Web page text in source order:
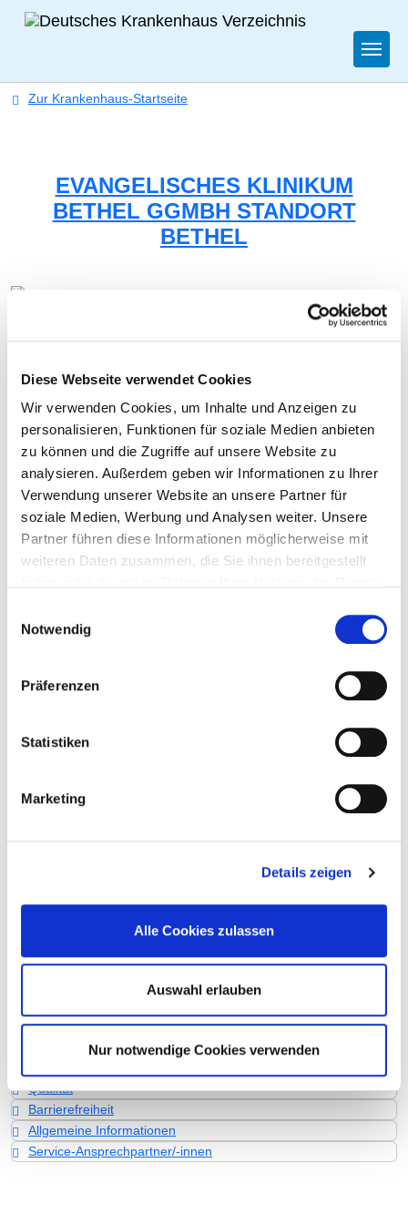
Diese Webseite verwendet Cookies
Wir verwenden Cookies, um Inhalte und Anzeigen zu
personalisieren, Funktionen für soziale Medien anbieten
zu können und die Zugriffe auf unsere Website zu
analysieren. Außerdem geben wir Informationen zu Ihrer
Verwendung unserer Website an unsere Partner für
soziale Medien, Werbung und Analysen weiter. Unsere
Partner führen diese Informationen möglicherweise mit
weiteren Daten zusammen, die Sie ihnen bereitgestellt
Notwendig
Präferenzen
Statistiken
Marketing
Details zeigen
Alle Cookies zulassen
Auswahl erlauben
Nur notwendige Cookies verwenden
Zur Krankenhaus-Startseite
EVANGELISCHES KLINIKUM
BETHEL GGMBH STANDORT
BETHEL
UNIVERSITÄTSKLINIK FÜR KINDER- UND
JUGENDMEDIZIN
Burgsteig 13
33617 Bielefeld
Fax: 0521-772-78060
Mail:ed.bkve@nnamlemah.drakce
Mit Notfallambulanz
Univ.-Prof. Dr. med. Eckard Hamelmann (Direktor der Klinik)
Informationen und Leistungen der Fachabteilung
Medizinisches Leistungsangebot mit Fallzahlen
Informationen und Leistungen des
Krankenhauses für alle Fachabteilungen
Qualität
Barrierefreiheit
Allgemeine Informationen
Service-Ansprechpartner/-innen